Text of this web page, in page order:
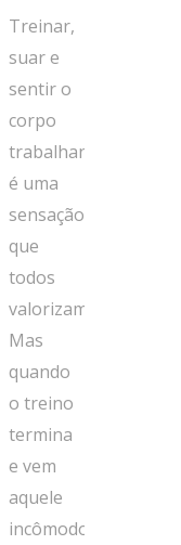
Treinar,
suar e
sentir o
corpo
trabalhando
é uma
sensação
que
todos
valorizam.
Mas
quando
o treino
termina
e vem
aquele
incômodo